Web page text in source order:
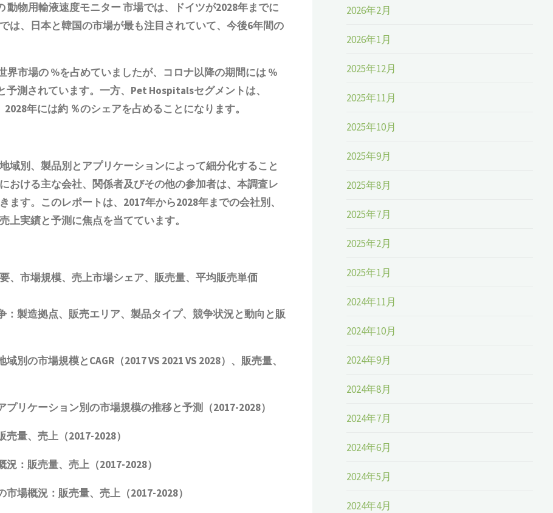
動物用輸液速度モニター 市場では、ドイツが2028年までに
は、日本と韓国の市場が最も注目されていて、今後6年間の
市場の %を占めていましたが、コロナ以降の期間には %
予測されています。一方、Pet Hospitalsセグメントは、
年には約 ％のシェアを占めることになります。
域別、製品別とアプリケーションによって細分化すること
おける主な会社、関係者及びその他の参加者は、本調査レ
す。このレポートは、2017年から2028年までの会社別、
実績と予測に焦点を当てています。
、市場規模、売上市場シェア、販売量、平均販売単価
：製造拠点、販売エリア、製品タイプ、競争状況と動向 と販
別の市場規模とCAGR（2017 VS 2021 VS 2028）、販売量、
プリケーション別の市場規模の推移と予測（2017-2028）
売量、売上（2017-2028）
況：販売量、売上（2017-2028）
市場概況：販売量、売上（2017-2028）
2026年2月
2026年1月
2025年12月
2025年11月
2025年10月
2025年9月
2025年8月
2025年7月
2025年2月
2025年1月
2024年11月
2024年10月
2024年9月
2024年8月
2024年7月
2024年6月
2024年5月
2024年4月